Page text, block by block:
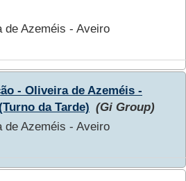
de Azeméis - Aveiro
- Oliveira de Azeméis -
da Tarde) (Gi Group)
de Azeméis - Aveiro